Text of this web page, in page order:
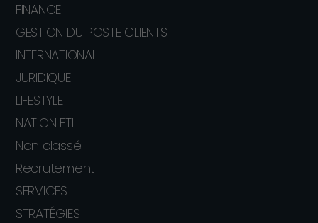
FINANCE
GESTION DU POSTE CLIENTS
INTERNATIONAL
JURIDIQUE
LIFESTYLE
NATION ETI
Non classé
Recrutement
SERVICES
STRATÉGIES